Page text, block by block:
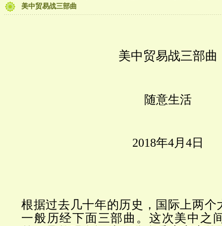
美中贸易战三部曲
美中贸易战三部曲
随意生活
2018年4月4日
根据过去几十年的历史，国际上两个
一般历经下面三部曲。这次美中之